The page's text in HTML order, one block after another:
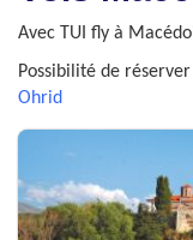
Avec TUI fly à
Possibilité de
Ohrid